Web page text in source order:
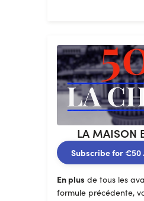
LA MAISON
Subscribe for€50
En plus de tous les
formule précédente,